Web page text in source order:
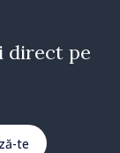
direct pe
te